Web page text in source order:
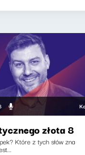
złota 8
Które z tych słów zna